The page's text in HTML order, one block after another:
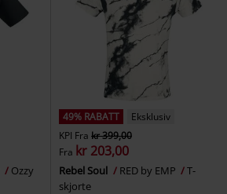
Ozzy
49% RABATT
Eksklusiv
KPI Fra kr 399,00
Fra kr 203,00
Rebel Soul RED by EMP
T-
skjorte